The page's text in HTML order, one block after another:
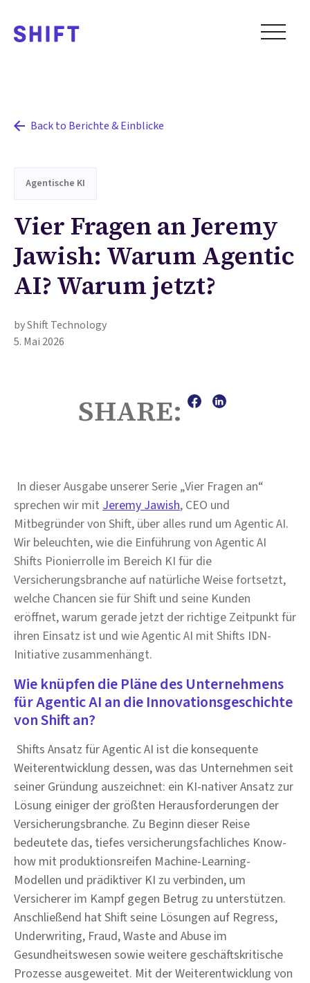
Back to Berichte & Einblicke
Agentische KI
Vier Fragen an Jeremy
Jawish: Warum Agentic
AI? Warum jetzt?
by Shift Technology
5. Mai 2026
SHARE:
In dieser Ausgabe unserer Serie „Vier Fragen an“
sprechen wir mit Jeremy Jawish, CEO und
Mitbegründer von Shift, über alles rund um Agentic AI.
Wir beleuchten, wie die Einführung von Agentic AI
Shifts Pionierrolle im Bereich KI für die
Versicherungsbranche auf natürliche Weise fortsetzt,
welche Chancen sie für Shift und seine Kunden
eröffnet, warum gerade jetzt der richtige Zeitpunkt für
ihren Einsatz ist und wie Agentic AI mit Shifts IDN-
Initiative zusammenhängt.
Wie knüpfen die Pläne des Unternehmens
für Agentic AI an die Innovationsgeschichte
von Shift an?
Shifts Ansatz für Agentic AI ist die konsequente
Weiterentwicklung dessen, was das Unternehmen seit
seiner Gründung auszeichnet: ein KI-nativer Ansatz zur
Lösung einiger der größten Herausforderungen der
Versicherungsbranche. Zu Beginn dieser Reise
bedeutete das, tiefes versicherungsfachliches Know-
how mit produktionsreifen Machine-Learning-
Modellen und prädiktiver KI zu verbinden, um
Versicherer im Kampf gegen Betrug zu unterstützen.
Anschließend hat Shift seine Lösungen auf Regress,
Underwriting, Fraud, Waste and Abuse im
Gesundheitswesen sowie weitere geschäftskritische
Prozesse ausgeweitet. Mit der Weiterentwicklung von